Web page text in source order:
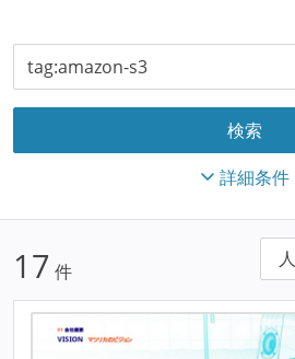
詳細条件
17 件